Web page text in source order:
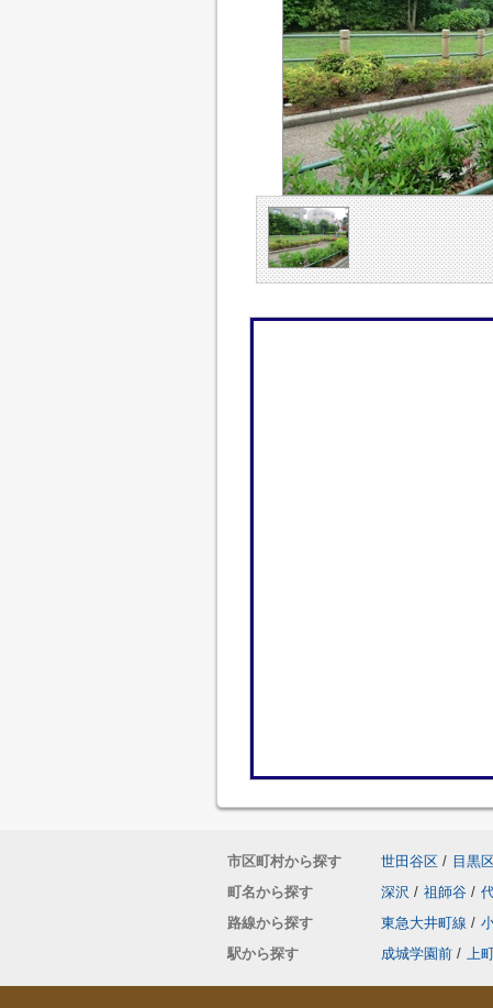
市区町村から探す 世田谷区 / 目黒
町名から探す
深沢 / 祖師谷 /
路線から探す
東急大井町線 /
駅から探す
成城学園前 / 上